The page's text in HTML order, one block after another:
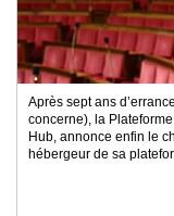
Après sept ans
concerne), la
Hub, annonce enfin le
hébergeur de sa